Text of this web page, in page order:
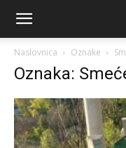
Naslovnica Oznake
Oznaka: